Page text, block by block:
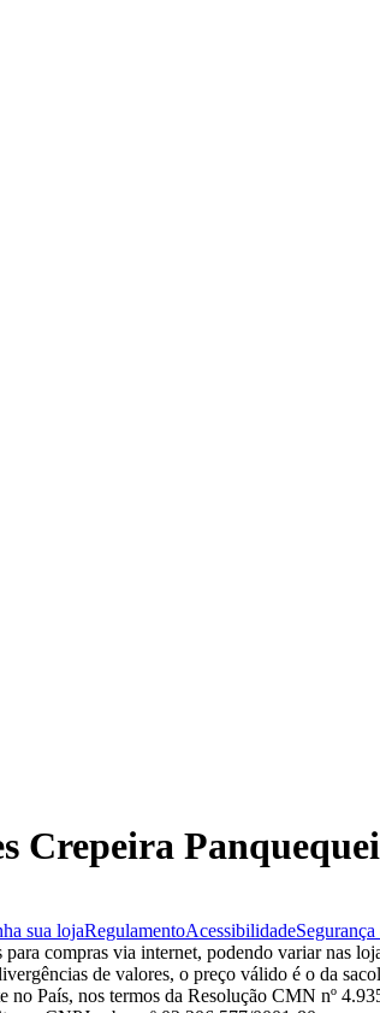
Crepeira
sua lojaRegulamentoAcessibilidade
compras via internet, podendo variar nas
de valores, o preço válido é o da
País, nos termos da Resolução CMN nº